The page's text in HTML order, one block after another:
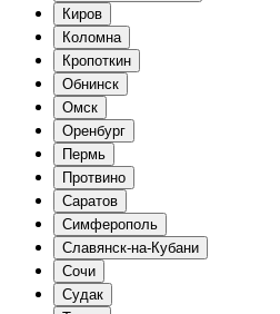
Киров
Коломна
Кропоткин
Обнинск
Омск
Оренбург
Пермь
Протвино
Саратов
Симферополь
Славянск-на-Кубани
Сочи
Судак